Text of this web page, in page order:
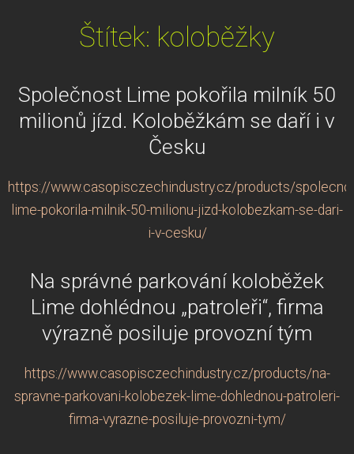
Štítek: koloběžky
Společnost Lime pokořila milník 50
milionů jízd. Koloběžkám se daří i v
Česku
https://www.casopisczechindustry.cz/products/
lime-pokorila-milnik-50-milionu-jizd-kolobezkam-se-dari-
i-v-cesku/
Na správné parkování koloběžek
Lime dohlédnou „patroleři“, firma
výrazně posiluje provozní tým
https://www.casopisczechindustry.cz/products/na-
spravne-parkovani-kolobezek-lime-dohlednou-patroleri-
firma-vyrazne-posiluje-provozni-tym/